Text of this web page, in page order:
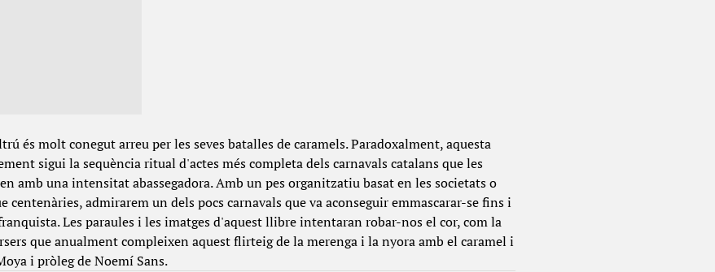
és molt conegut arreu per les seves batalles de caramels. Paradoxalment, aquesta
sigui la sequència ritual d'actes més completa dels carnavals catalans que les
amb una intensitat abassegadora. Amb un pes organitzatiu basat en les societats o
centenàries, admirarem un dels pocs carnavals que va aconseguir emmascarar-se fins i
Les paraules i les imatges d'aquest llibre intentaran robar-nos el cor, com la
que anualment compleixen aquest flirteig de la merenga i la nyora amb el caramel i
i pròleg de Noemí Sans.